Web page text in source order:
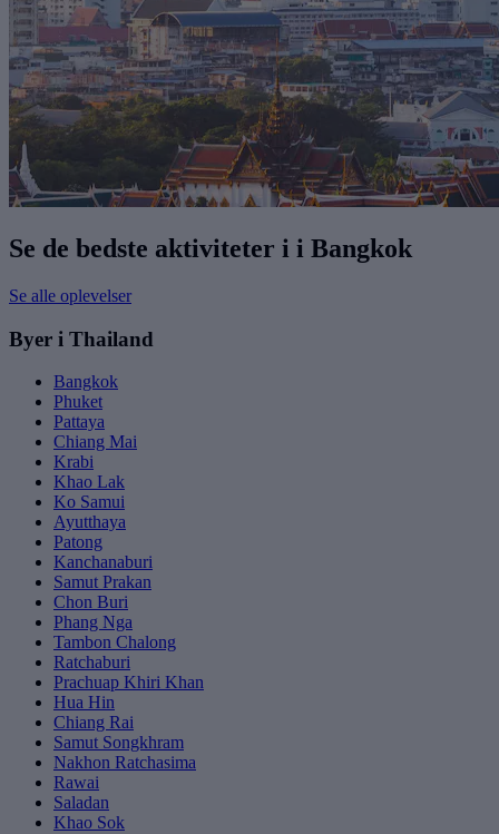
Se de bedste aktiviteter i i Bangkok
Se alle oplevelser
Byer i Thailand
Bangkok
Phuket
Pattaya
Chiang Mai
Krabi
Khao Lak
Ko Samui
Ayutthaya
Patong
Kanchanaburi
Samut Prakan
Chon Buri
Phang Nga
Tambon Chalong
Ratchaburi
Prachuap Khiri Khan
Hua Hin
Chiang Rai
Samut Songkhram
Nakhon Ratchasima
Rawai
Saladan
Khao Sok